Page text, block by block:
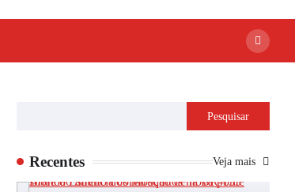
Pesquisar
Recentes Veja mais